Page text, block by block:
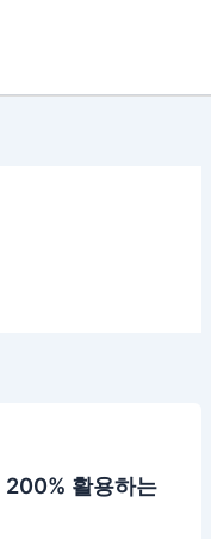
200% 활용하는